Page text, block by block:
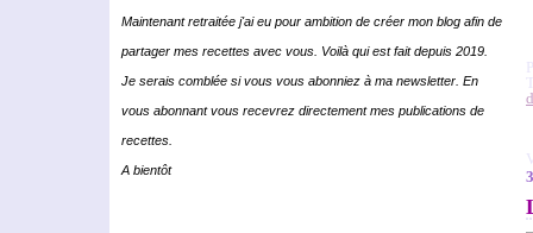
Maintenant retraitée j'ai eu pour ambition de créer mon blog afin de
partager mes recettes avec vous. Voilà qui est fait depuis 2019.
Je serais comblée si vous vous abonniez à ma newsletter. En
vous abonnant vous recevrez directement mes publications de
recettes.
A bientôt